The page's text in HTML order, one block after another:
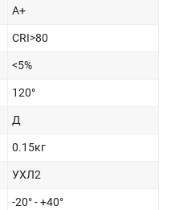
А+
CRI>80
<5%
120°
Д
0.15кг
УХЛ2
-20° - +40°